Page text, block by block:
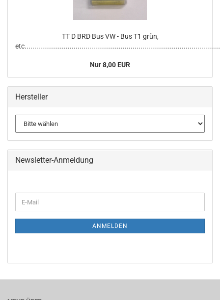
TT D BRD Bus VW - Bus T1 grün,
Nur 8,00 EUR
Hersteller
Newsletter-Anmeldung
ZUR
E-
Mail
ANMELDEN